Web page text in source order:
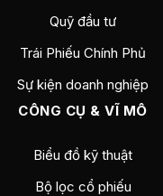
Quỹ đầu tư
Trái Phiếu Chính Phủ
Sự kiện doanh nghiệp
CÔNG CỤ & VĨ MÔ
Biểu đồ kỹ thuật
Bộ lọc cổ phiếu